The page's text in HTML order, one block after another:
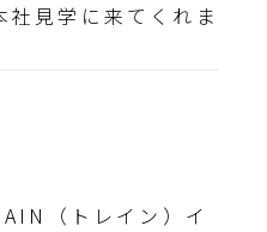
見学に来てくれま
（トレイン）イ